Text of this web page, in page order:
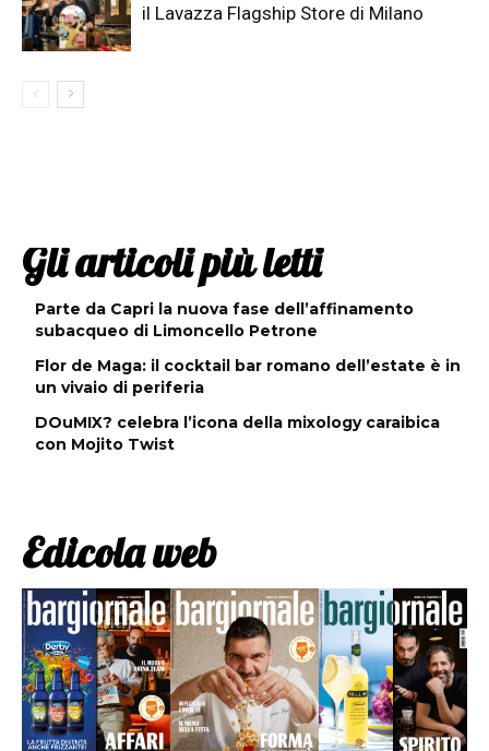
il Lavazza Flagship Store di Milano
Gli articoli più letti
Parte da Capri la nuova fase dell’affinamento
subacqueo di Limoncello Petrone
Flor de Maga: il cocktail bar romano dell’estate è in
un vivaio di periferia
DOuMIX? celebra l’icona della mixology caraibica
con Mojito Twist
Edicola web